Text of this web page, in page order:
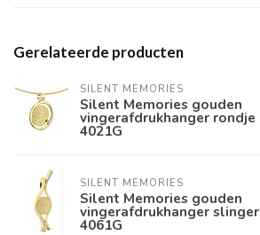
Gerelateerde producten
SILENT MEMORIES
Silent Memories gouden
vingerafdrukhanger rondje
4021G
SILENT MEMORIES
Silent Memories gouden
vingerafdrukhanger slinger
4061G